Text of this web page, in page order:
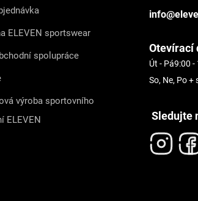
ELEVEN sportswear
spolupráce
výroba sportovního
ELEVEN
Otevírací
Út - Pá9:00 -
So, Ne, Po
Sledujte